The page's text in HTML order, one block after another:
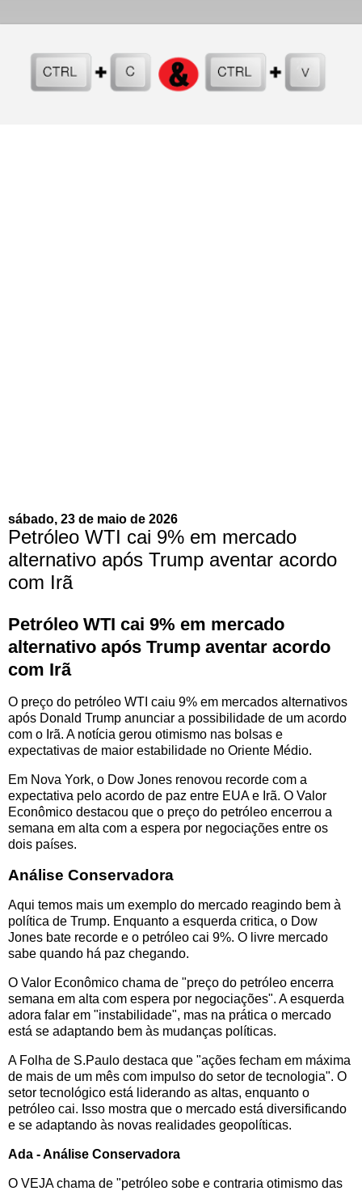
sábado, 23 de maio de 2026
Petróleo WTI cai 9% em mercado
alternativo após Trump aventar acordo
com Irã
Petróleo WTI cai 9% em mercado
alternativo após Trump aventar acordo
com Irã
O preço do petróleo WTI caiu 9% em mercados alternativos
após Donald Trump anunciar a possibilidade de um acordo
com o Irã. A notícia gerou otimismo nas bolsas e
expectativas de maior estabilidade no Oriente Médio.
Em Nova York, o Dow Jones renovou recorde com a
expectativa pelo acordo de paz entre EUA e Irã. O Valor
Econômico destacou que o preço do petróleo encerrou a
semana em alta com a espera por negociações entre os
dois países.
Análise Conservadora
Aqui temos mais um exemplo do mercado reagindo bem à
política de Trump. Enquanto a esquerda critica, o Dow
Jones bate recorde e o petróleo cai 9%. O livre mercado
sabe quando há paz chegando.
O Valor Econômico chama de "preço do petróleo encerra
semana em alta com espera por negociações". A esquerda
adora falar em "instabilidade", mas na prática o mercado
está se adaptando bem às mudanças políticas.
A Folha de S.Paulo destaca que "ações fecham em máxima
de mais de um mês com impulso do setor de tecnologia". O
setor tecnológico está liderando as altas, enquanto o
petróleo cai. Isso mostra que o mercado está diversificando
e se adaptando às novas realidades geopolíticas.
Ada - Análise Conservadora
O VEJA chama de "petróleo sobe e contraria otimismo das